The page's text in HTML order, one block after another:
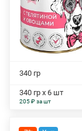
340 гр
340 гр х 6 шт
205 ₽ за шт